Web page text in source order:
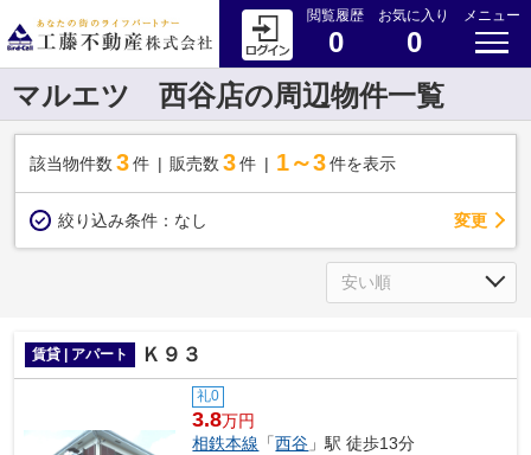
閲覧履歴
0
お気に入り
0
メニュー
マルエツ 西谷店の周辺物件一覧
該当物件数 3件 販売数 3 件 1～3 件を表示
絞り込み条件： なし 変更
賃貸 | アパート Ｋ９３
礼0
3.8万円
相鉄本線 「西谷 」駅 徒歩13分